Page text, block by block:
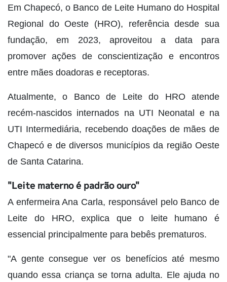
Em Chapecó, o Banco de Leite Humano do Hospital
Regional do Oeste (HRO), referência desde sua
fundação, em 2023, aproveitou a data para
promover ações de conscientização e encontros
entre mães doadoras e receptoras.
Atualmente, o Banco de Leite do HRO atende
recém-nascidos internados na UTI Neonatal e na
UTI Intermediária, recebendo doações de mães de
Chapecó e de diversos municípios da região Oeste
de Santa Catarina.
"Leite materno é padrão ouro"
A enfermeira Ana Carla, responsável pelo Banco de
Leite do HRO, explica que o leite humano é
essencial principalmente para bebês prematuros.
"A gente consegue ver os benefícios até mesmo
quando essa criança se torna adulta. Ele ajuda no